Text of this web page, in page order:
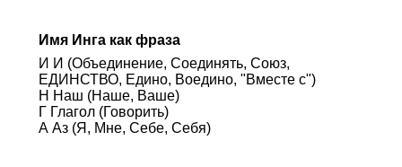
Имя Инга как фраза
И И (Объединение, Соединять, Союз,
ЕДИНСТВО, Едино, Воедино, "Вместе с")
Н Наш (Наше, Ваше)
Г Глагол (Говорить)
А Аз (Я, Мне, Себе, Себя)